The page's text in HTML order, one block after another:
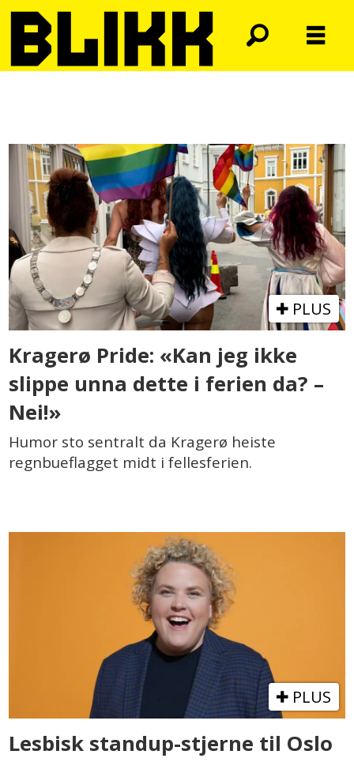
humor
PLUS
Kragerø Pride: «Kan jeg ikke
slippe unna dette i ferien da? –
Nei!»
Humor sto sentralt da Kragerø heiste
regnbueflagget midt i fellesferien.
PLUS
Lesbisk standup-stjerne til Oslo